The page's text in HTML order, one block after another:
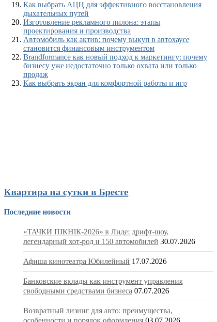
Как выбрать АЦЦ для эффективного восстановления
дыхательных путей
Изготовление рекламного пилона: этапы
проектирования и производства
Автомобиль как актив: почему выкуп в автохаусе
становится финансовым инструментом
Brandformance как новый подход к маркетингу: почему
бизнесу уже недостаточно только охвата или только
продаж
Как выбрать экран для комфортной работы и игр
Квартира на сутки в Бресте
Последние новости
«ТАЧКИ ПІКНІК-2026» в Лиде: дрифт-шоу,
легендарный хот-род и 150 автомобилей 30.07.2026
Афиша кинотеатра Юбилейный 17.07.2026
Банковские вклады как инструмент управления
свободными средствами бизнеса 07.07.2026
Возвратный лизинг для авто: преимущества,
особенности и порядок оформления 03.07.2026